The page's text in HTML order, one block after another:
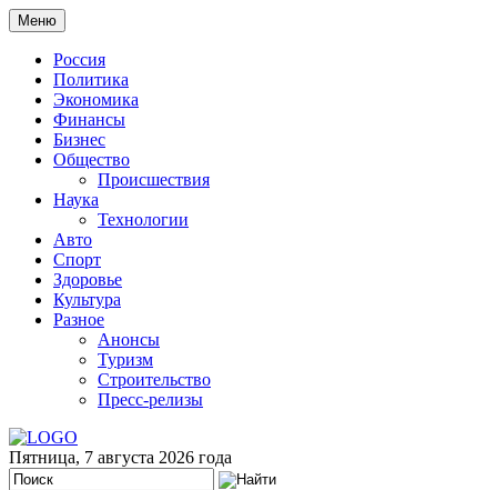
Меню
Россия
Политика
Экономика
Финансы
Бизнес
Общество
Происшествия
Наука
Технологии
Авто
Спорт
Здоровье
Культура
Разное
Анонсы
Туризм
Строительство
Пресс-релизы
Пятница, 7 августа 2026 года